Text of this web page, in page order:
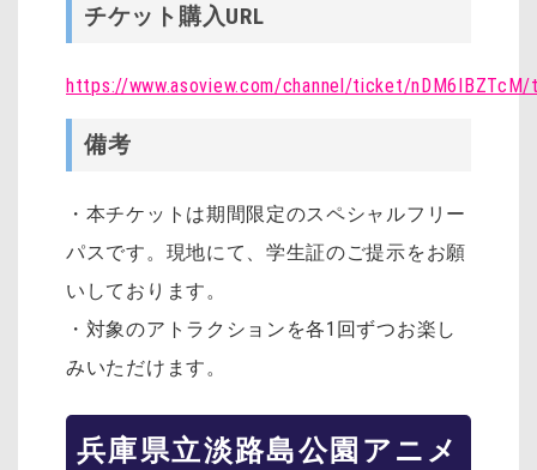
チケット購入URL
https://www.asoview.com/channel/ticket/
備考
・本チケットは期間限定のスペシャルフリー
パスです。現地にて、学生証のご提示をお願
いしております。
・対象のアトラクションを各1回ずつお楽し
みいただけます。
兵庫県立淡路島公園アニメ